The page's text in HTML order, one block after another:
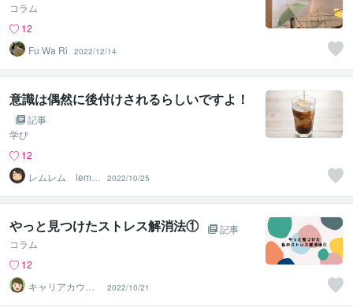
コラム
12
Fu Wa Ri
2022/12/14
意識は偶然に後付けされるらしいですよ！
記事
学び
12
レムレム lemle
m
2022/10/25
やっと見つけたストレス解消法①
記事
コラム
12
キャリアカウン
セラーYoshi
2022/10/21